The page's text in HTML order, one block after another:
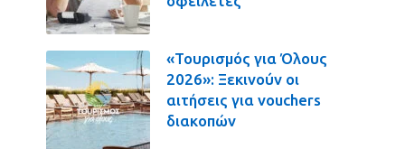
«Τουρισμός για Όλους
2026»: Ξεκινούν οι
αιτήσεις για vouchers
διακοπών